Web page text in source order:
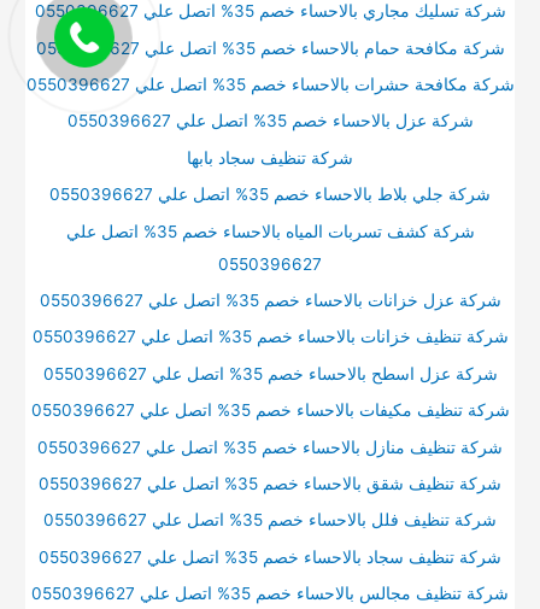
شركة تسليك مجاري بالاحساء خصم 35% اتصل علي 0550396627
شركة مكافحة حمام بالاحساء خصم 35% اتصل علي 0550396627
شركة مكافحة حشرات بالاحساء خصم 35% اتصل علي 0550396627
شركة عزل بالاحساء خصم 35% اتصل علي 0550396627
شركة تنظيف سجاد بابها
شركة جلي بلاط بالاحساء خصم 35% اتصل علي 0550396627
شركة كشف تسربات المياه بالاحساء خصم 35% اتصل علي
0550396627
شركة عزل خزانات بالاحساء خصم 35% اتصل علي 0550396627
شركة تنظيف خزانات بالاحساء خصم 35% اتصل علي 0550396627
شركة عزل اسطح بالاحساء خصم 35% اتصل علي 0550396627
شركة تنظيف مكيفات بالاحساء خصم 35% اتصل علي 0550396627
شركة تنظيف منازل بالاحساء خصم 35% اتصل علي 0550396627
شركة تنظيف شقق بالاحساء خصم 35% اتصل علي 0550396627
شركة تنظيف فلل بالاحساء خصم 35% اتصل علي 0550396627
شركة تنظيف سجاد بالاحساء خصم 35% اتصل علي 0550396627
شركة تنظيف مجالس بالاحساء خصم 35% اتصل علي 0550396627